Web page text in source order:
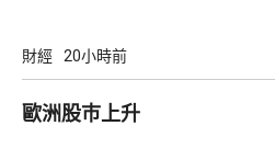
財經 20小時前
歐洲股巿上升